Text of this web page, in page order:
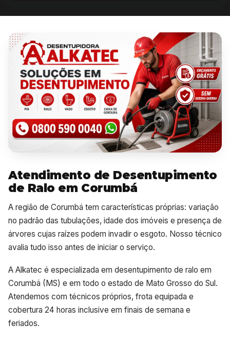
Atendimento de Desentupimento
de Ralo em Corumbá
A região de Corumbá tem características próprias: variação
no padrão das tubulações, idade dos imóveis e presença de
árvores cujas raízes podem invadir o esgoto. Nosso técnico
avalia tudo isso antes de iniciar o serviço.
A Alkatec é especializada em desentupimento de ralo em
Corumbá (MS) e em todo o estado de Mato Grosso do Sul.
Atendemos com técnicos próprios, frota equipada e
cobertura 24 horas inclusive em finais de semana e
feriados.